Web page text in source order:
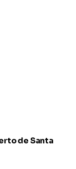
de Santa